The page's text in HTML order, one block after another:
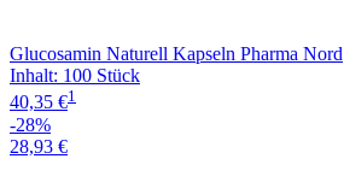
Glucosamin Naturell Kapseln Pharma Nord
Inhalt: 100 Stück
40,35 €1
-28%
28,93 €